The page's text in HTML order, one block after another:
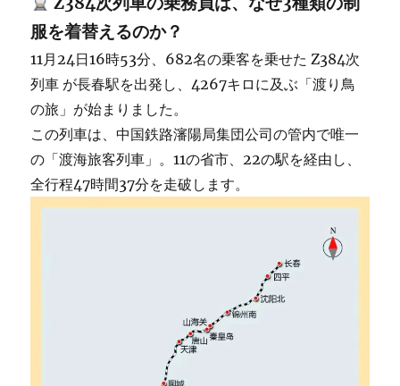
マ
ー
ク・
ユ
ン
訴
え
る！
服を着替えるのか？
11月24日16時53分、682名の乗客を乗せた Z384次
列車 が長春駅を出発し、4267キロに及ぶ「渡り鳥
の旅」が始まりました。
この列車は、中国鉄路瀋陽局集団公司の管内で唯一
の「渡海旅客列車」。11の省市、22の駅を経由し、
全行程47時間37分を走破します。